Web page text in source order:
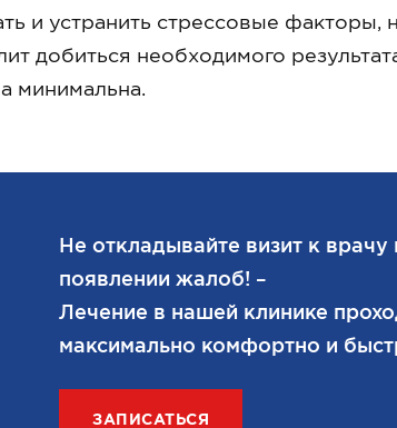
и устранить стрессовые факторы,
добиться необходимого
минимальна.
Не откладывайте визит к врачу
появлении жалоб! –
Лечение в нашей клинике
максимально комфортно и
ЗАПИСАТЬСЯ